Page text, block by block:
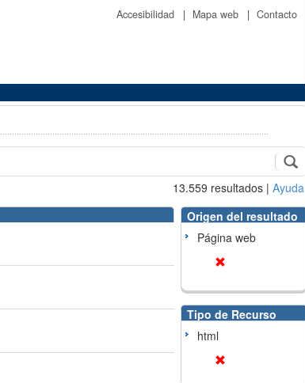
Accesibilidad | Mapa web | Contacto
13.559 resultados | Ayuda
Origen del resultado
Página web
Tipo de Recurso
html